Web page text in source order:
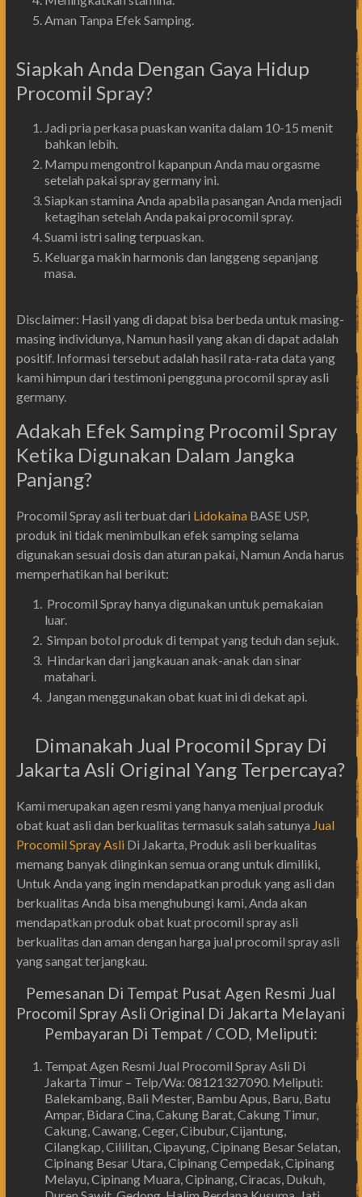
Aman Tanpa Efek Samping.
Siapkah Anda Dengan Gaya Hidup
Procomil Spray?
Jadi pria perkasa puaskan wanita dalam 10-15 menit
bahkan lebih.
Mampu mengontrol kapanpun Anda mau orgasme
setelah pakai spray germany ini.
Siapkan stamina Anda apabila pasangan Anda menjadi
ketagihan setelah Anda pakai procomil spray.
Suami istri saling terpuaskan.
Keluarga makin harmonis dan langgeng sepanjang
masa.
Disclaimer: Hasil yang di dapat bisa berbeda untuk masing-
masing individunya, Namun hasil yang akan di dapat adalah
positif. Informasi tersebut adalah hasil rata-rata data yang
kami himpun dari testimoni pengguna procomil spray asli
germany.
Adakah Efek Samping Procomil Spray
Ketika Digunakan Dalam Jangka
Panjang?
Procomil Spray asli terbuat dari LidokainaBASE USP,
produk ini tidak menimbulkan efek samping selama
digunakan sesuai dosis dan aturan pakai, Namun Anda harus
memperhatikan hal berikut:
Procomil Spray hanya digunakan untuk pemakaian
luar.
Simpan botol produk di tempat yang teduh dan sejuk.
Hindarkan dari jangkauan anak-anak dan sinar
matahari.
Jangan menggunakan obat kuat ini di dekat api.
Dimanakah Jual Procomil Spray Di
Jakarta Asli Original Yang Terpercaya?
Kami merupakan agen resmi yang hanya menjual produk
obat kuat asli dan berkualitas termasuk salah satunya Jual
Procomil Spray AsliDi Jakarta, Produk asli berkualitas
memang banyak diinginkan semua orang untuk dimiliki,
Untuk Anda yang ingin mendapatkan produk yang asli dan
berkualitas Anda bisa menghubungi kami, Anda akan
mendapatkan produk obat kuat procomil spray asli
berkualitas dan aman dengan harga jual procomil spray asli
yang sangat terjangkau.
Pemesanan Di Tempat Pusat Agen Resmi Jual
Procomil Spray Asli Original Di Jakarta Melayani
Pembayaran Di Tempat / COD, Meliputi:
Tempat Agen Resmi Jual Procomil Spray Asli Di
Jakarta Timur – Telp/Wa: 08121327090. Meliputi:
Balekambang, Bali Mester, Bambu Apus, Baru, Batu
Ampar, Bidara Cina, Cakung Barat, Cakung Timur,
Cakung, Cawang, Ceger, Cibubur, Cijantung,
Cilangkap, Cililitan, Cipayung, Cipinang Besar Selatan,
Cipinang Besar Utara, Cipinang Cempedak, Cipinang
Melayu, Cipinang Muara, Cipinang, Ciracas, Dukuh,